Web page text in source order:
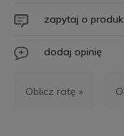
zapytaj o
dodaj opinię
Oblicz ratę »